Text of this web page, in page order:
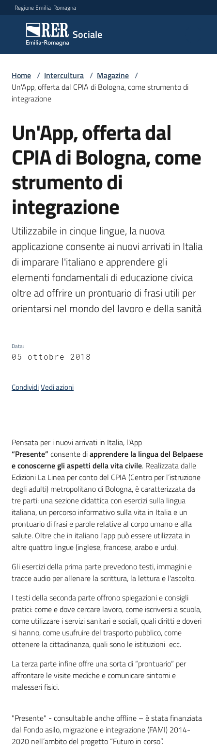
Vai al contenuto
Vai alla navigazione
Vai al footer
Regione Emilia-Romagna
Sociale
Sociale
Argomenti
Servizi
Leggi
Atti
Bandi
Piani
Programmi
Progetti
Seguici
su
Home / Intercultura / Magazine /
Un'App, offerta dal CPIA di Bologna, come strumento di
integrazione
Salta al contenuto
Un'App, offerta dal
CPIA di Bologna, come
strumento di
integrazione
Utilizzabile in cinque lingue, la nuova
applicazione consente ai nuovi arrivati in Italia
di imparare l'italiano e apprendere gli
elementi fondamentali di educazione civica
oltre ad offrire un prontuario di frasi utili per
orientarsi nel mondo del lavoro e della sanità
Data:
05 ottobre 2018
CondividiVedi azioni
Introduzione
Pensata per i nuovi arrivati in Italia, l'App
“Presente” consente diapprendere la lingua del Belpaese
e conoscerne gli aspetti della vita civile. Realizzata dalle
Edizioni La Linea per conto del CPIA (Centro per l’istruzione
degli adulti) metropolitano di Bologna, è caratterizzata da
tre parti: una sezione didattica con esercizi sulla lingua
italiana, un percorso informativo sulla vita in Italia e un
prontuario di frasi e parole relative al corpo umano e alla
salute. Oltre che in italiano l'app può essere utilizzata in
altre quattro lingue (inglese, francese, arabo e urdu).
Gli esercizi della prima parte prevedono testi, immagini e
tracce audio per allenare la scrittura, la lettura e l'ascolto.
I testi della seconda parte offrono spiegazioni e consigli
pratici: come e dove cercare lavoro, come iscriversi a scuola,
come utilizzare i servizi sanitari e sociali, quali diritti e doveri
si hanno, come usufruire del trasporto pubblico, come
ottenere la cittadinanza, quali sono le istituzioni ecc.
La terza parte infine offre una sorta di “prontuario” per
affrontare le visite mediche e comunicare sintomi e
malesseri fisici.
"Presente" - consultabile anche offline – è stata finanziata
dal Fondo asilo, migrazione e integrazione (FAMI) 2014-
2020 nell’ambito del progetto “Futuro in corso”.